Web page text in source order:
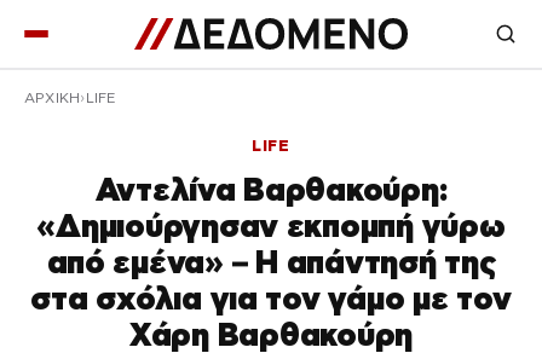
ΑΡΧΙΚΉ LIFE
LIFE
Αντελίνα Βαρθακούρη:
«Δημιούργησαν εκπομπή γύρω
από εμένα» – Η απάντησή της
στα σχόλια για τον γάμο με τον
Χάρη Βαρθακούρη